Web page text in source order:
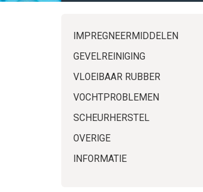
IMPREGNEERMIDDELEN
GEVELREINIGING
VLOEIBAAR RUBBER
VOCHTPROBLEMEN
SCHEURHERSTEL
OVERIGE
INFORMATIE